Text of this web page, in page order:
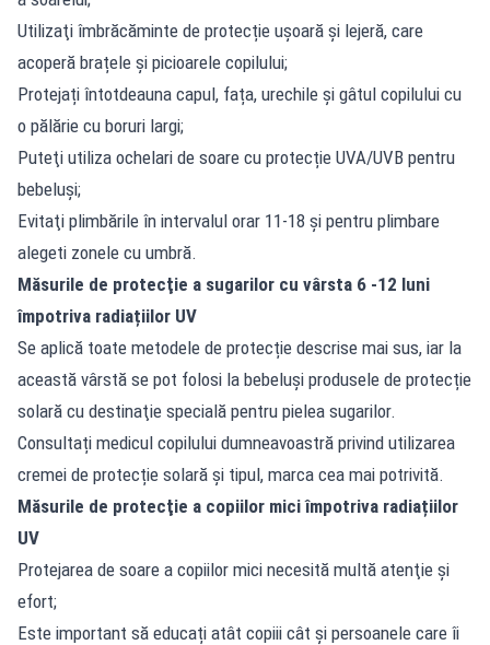
Utilizaţi îmbrăcăminte de protecție ușoară și lejeră, care
acoperă brațele și picioarele copilului;
Protejați întotdeauna capul, fața, urechile și gâtul copilului cu
o pălărie cu boruri largi;
Puteţi utiliza ochelari de soare cu protecție UVA/UVB pentru
bebeluşi;
Evitaţi plimbările în intervalul orar 11-18 şi pentru plimbare
alegeti zonele cu umbră.
Măsurile de protecţie a sugarilor cu vârsta 6 -12 luni
împotriva radiațiilor UV
Se aplică toate metodele de protecție descrise mai sus, iar la
această vârstă se pot folosi la bebeluși produsele de protecție
solară cu destinaţie specială pentru pielea sugarilor.
Consultați medicul copilului dumneavoastră privind utilizarea
cremei de protecție solară și tipul, marca cea mai potrivită.
Măsurile de protecţie a copiilor mici împotriva radiațiilor
UV
Protejarea de soare a copiilor mici necesită multă atenţie și
efort;
Este important să educați atât copiii cât și persoanele care îi